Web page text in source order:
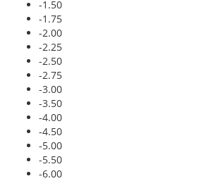
-1.50
-1.75
-2.00
-2.25
-2.50
-2.75
-3.00
-3.50
-4.00
-4.50
-5.00
-5.50
-6.00